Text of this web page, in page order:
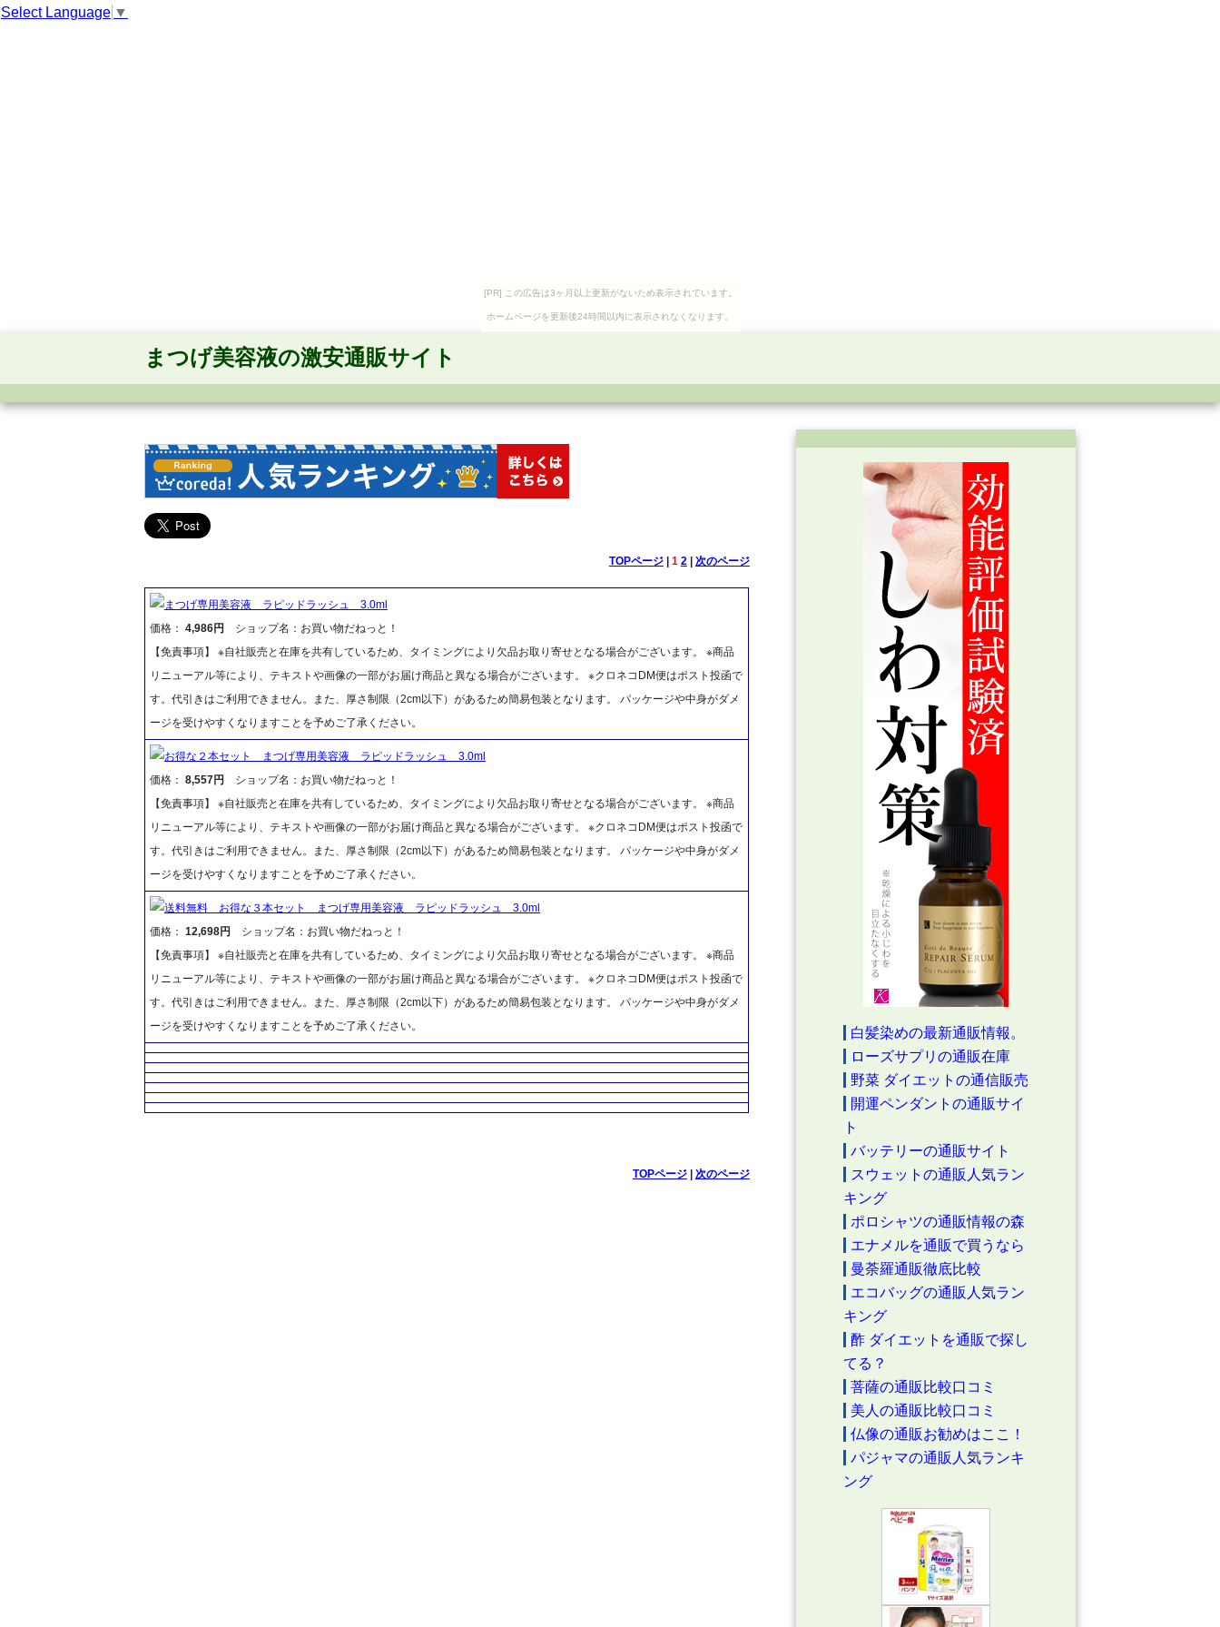
Select Language ▼
[PR] この広告は3ヶ月以上更新がないため表示されています。
ホームページを更新後24時間以内に表示されなくなります。
まつげ美容液の激安通販サイト
TOPページ| 1 2| 次のページ
まつげ専用美容液 ラピッドラッシュ 3.0ml
価格： 4,986円
ショップ名：お買い物だねっと！
【免責事項】 ※自社販売と在庫を共有しているため、タイミングにより欠品お取り寄せとなる場合がございます。 ※商品
リニューアル等により、テキストや画像の一部がお届け商品と異なる場合がございます。 ※クロネコDM便はポスト投函で
す。代引きはご利用できません。また、厚さ制限（2cm以下）があるため簡易包装となります。 パッケージや中身がダメ
ージを受けやすくなりますことを予めご了承ください。
お得な２本セット まつげ専用美容液 ラピッドラッシュ 3.0ml
価格： 8,557円
ショップ名：お買い物だねっと！
【免責事項】 ※自社販売と在庫を共有しているため、タイミングにより欠品お取り寄せとなる場合がございます。 ※商品
リニューアル等により、テキストや画像の一部がお届け商品と異なる場合がございます。 ※クロネコDM便はポスト投函で
す。代引きはご利用できません。また、厚さ制限（2cm以下）があるため簡易包装となります。 パッケージや中身がダメ
ージを受けやすくなりますことを予めご了承ください。
送料無料 お得な３本セット まつげ専用美容液 ラピッドラッシュ 3.0ml
価格： 12,698円
ショップ名：お買い物だねっと！
【免責事項】 ※自社販売と在庫を共有しているため、タイミングにより欠品お取り寄せとなる場合がございます。 ※商品
リニューアル等により、テキストや画像の一部がお届け商品と異なる場合がございます。 ※クロネコDM便はポスト投函で
す。代引きはご利用できません。また、厚さ制限（2cm以下）があるため簡易包装となります。 パッケージや中身がダメ
ージを受けやすくなりますことを予めご了承ください。
TOPページ| 次のページ
白髪染めの最新通販情報。
ローズサプリの通販在庫
野菜 ダイエットの通信販売
開運ペンダントの通販サイ
ト
バッテリーの通販サイト
スウェットの通販人気ラン
キング
ポロシャツの通販情報の森
エナメルを通販で買うなら
曼荼羅通販徹底比較
エコバッグの通販人気ラン
キング
酢 ダイエットを通販で探し
てる？
菩薩の通販比較口コミ
美人の通販比較口コミ
仏像の通販お勧めはここ！
パジャマの通販人気ランキ
ング